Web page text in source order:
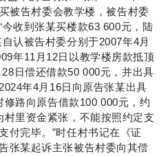
被告村委会教学楼，被告村委
收到张某买楼款63 600元，陆
认被告村委分别于2007年4月
年11月12日以教学楼房款抵顶
日偿还借款50 000元，并出具
年4月16日向原告张某出具
修路向原告借款100 000元，约
里资金紧张，不能按照约定支
付完毕。”时任村书记在《证
张某起诉主张被告村委向其偿